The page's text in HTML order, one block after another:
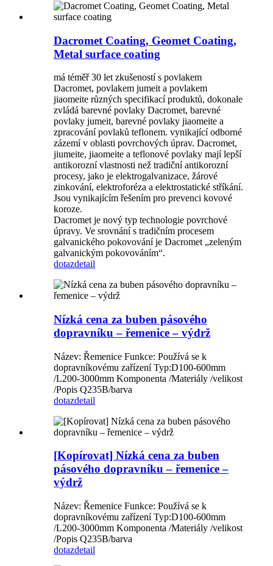
Dacromet Coating, Geomet Coating,
Metal surface coating
má téměř 30 let zkušeností s povlakem
Dacromet, povlakem jumeit a povlakem
jiaomeite různých specifikací produktů, dokonale
zvládá barevné povlaky Dacromet, barevné
povlaky jumeit, barevné povlaky jiaomeite a
zpracování povlaků teflonem. vynikající odborné
zázemí v oblasti povrchových úprav. Dacromet,
jiumeite, jiaomeite a teflonové povlaky mají lepší
antikorozní vlastnosti než tradiční antikorozní
procesy, jako je elektrogalvanizace, žárové
zinkování, elektroforéza a elektrostatické stříkání.
Jsou vynikajícím řešením pro prevenci kovové
koroze.
Dacromet je nový typ technologie povrchové
úpravy. Ve srovnání s tradičním procesem
galvanického pokovování je Dacromet „zeleným
galvanickým pokovováním“.
dotazdetail
Nízká cena za buben pásového
dopravníku – řemenice – výdrž
Název: Řemenice Funkce: Používá se k
dopravníkovému zařízení Typ:D100-600mm
/L200-3000mm Komponenta /Materiály /velikost
/Popis Q235B/barva
dotazdetail
[Kopírovat] Nízká cena za buben
pásového dopravníku – řemenice –
výdrž
Název: Řemenice Funkce: Používá se k
dopravníkovému zařízení Typ:D100-600mm
/L200-3000mm Komponenta /Materiály /velikost
/Popis Q235B/barva
dotazdetail